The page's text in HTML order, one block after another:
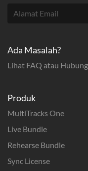
Produk
MultiTracks One
Live Bundle
Rehearse Bundle
Sync License
Ada Masalah?
Lihat FAQ atau